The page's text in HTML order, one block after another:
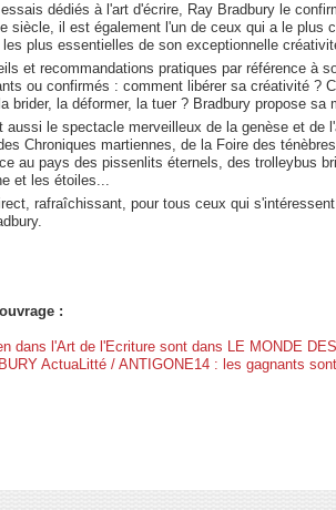
dédiés à l'art d'écrire, Ray Bradbury le
siècle, il est également l'un de ceux qui a le plus
plus essentielles de son exceptionnelle
et recommandations pratiques par référence à
ou confirmés : comment libérer sa créativité ?
brider, la déformer, la tuer ? Bradbury propose
aussi le spectacle merveilleux de la genèse et
Chroniques martiennes, de la Foire des
au pays des pissenlits éternels, des trolleybus
et les étoiles...
rafraîchissant, pour tous ceux qui
:
dans l'Art de l'Ecriture sont dans LE MONDE
ActuaLitté / ANTIGONE14 : les gagnants